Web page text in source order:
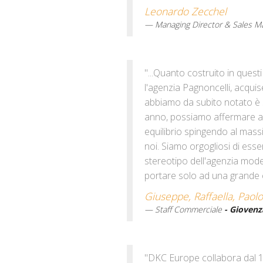
Leonardo Zecchel
Managing Director & Sales
"...Quanto costruito in
l'agenzia Pagnoncelli,
abbiamo da subito notato
anno, possiamo affermare
equilibrio spingendo al
noi. Siamo orgogliosi di
stereotipo dell'agenzia
portare solo ad una
Giuseppe, Raffaella, Paolo
Staff Commerciale -
"DKC Europe collabora dal